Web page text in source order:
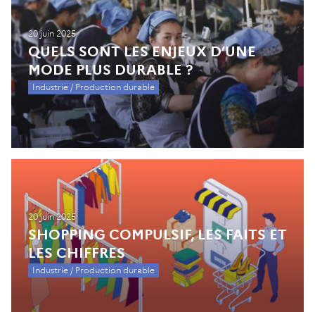
Industrie / Production durable
QUELS SONT LES ENJEUX D’UNE
MODE PLUS DURABLE ?
20 juin 2025
Industrie / Production durable
SHOPPING COMPULSIF, LES FAITS ET
LES CHIFFRES
20 juin 2025